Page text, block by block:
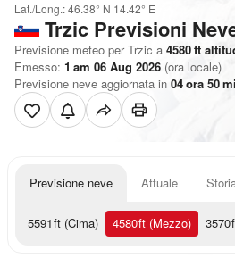
Lat./Long.:46.38° N 14.42° E
Trzic Previsioni
Previsione meteo per Trzic a 4580ft
Emesso: 1 am 06 Aug 2026 (ora locale)
Previsione neve aggiornata in 04ora 50
Previsione neve Attuale
5591ft (Cima) 4580ft (Mezzo) 3570